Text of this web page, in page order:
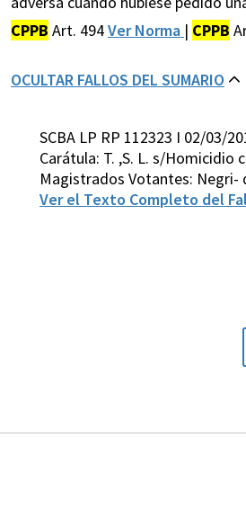
CPPB Art. 494Ver Norma | CPPB
OCULTAR FALLOS DEL SUMARIO
SCBA LP RP 112323 I 02/03/
Carátula: T. ,S. L. s/Homicidio
Magistrados Votantes:
Ver el Texto Completo del